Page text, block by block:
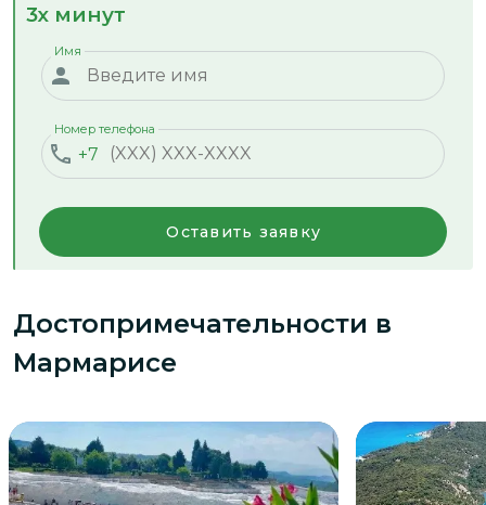
3х минут
Имя
+7
Номер телефона
Оставить заявку
Достопримечательности в
Мармарисе